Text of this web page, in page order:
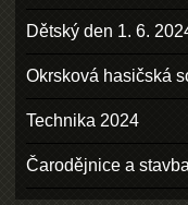
Dětský den 1. 6.
Okrsková hasičská
Technika 2024
Čarodějnice a